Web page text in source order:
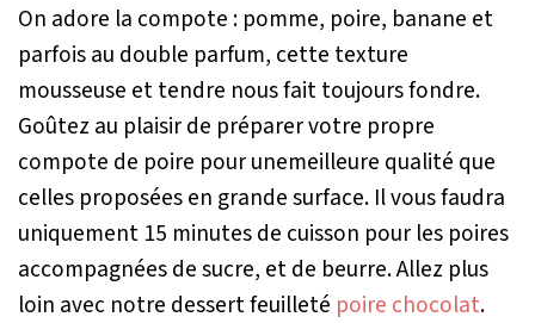
On adore la compote : pomme, poire, banane et
parfois au double parfum, cette texture
mousseuse et tendre nous fait toujours fondre.
Goûtez au plaisir de préparer votre propre
compote de poire pour unemeilleure qualité que
celles proposées en grande surface. Il vous faudra
uniquement 15 minutes de cuisson pour les poires
accompagnées de sucre, et de beurre. Allez plus
loin avec notre dessert feuilleté poire chocolat.